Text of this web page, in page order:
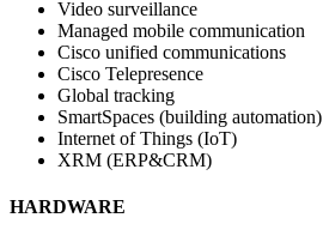
Video surveillance
Managed mobile communication
Cisco unified communications
Cisco Telepresence
Global tracking
SmartSpaces (building automation)
Internet of Things (IoT)
XRM (ERP&CRM)
HARDWARE